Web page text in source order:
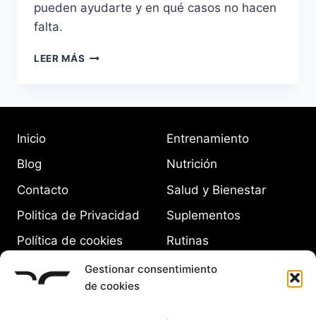
Gestionar consentimiento
de cookies
pueden ayudarte y en qué casos no hacen
falta.
LEER MÁS ¿NECESITÁS
Inicio
Blog
Contacto
Politica de Privacidad
Política de cookies
Entrenamiento
Nutrición
Salud y Bienestar
Suplementos
Rutinas
Equipamiento